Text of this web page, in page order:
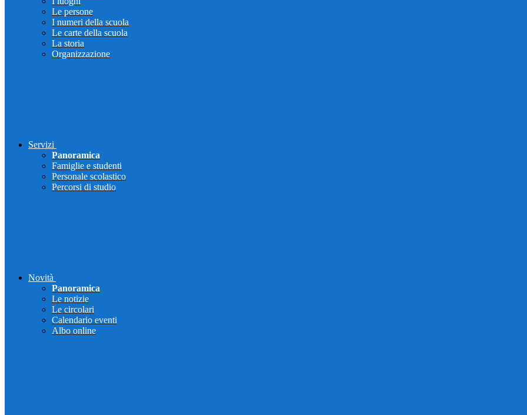
Le persone
I numeri della scuola
Le carte della scuola
La storia
Organizzazione
Servizi
Panoramica
Famiglie e studenti
Personale scolastico
Percorsi di studio
Novità
Panoramica
Le notizie
Le circolari
Calendario eventi
Albo online